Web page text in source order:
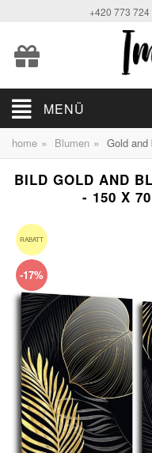
+420 773 724
MENÜ
home » Blumen » Gold
BILD GOLD AND
- 150 X
RABATT
-17%